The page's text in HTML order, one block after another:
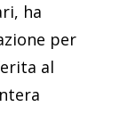
ha
per
al